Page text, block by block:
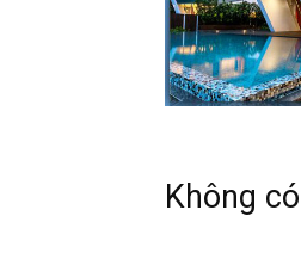
Không